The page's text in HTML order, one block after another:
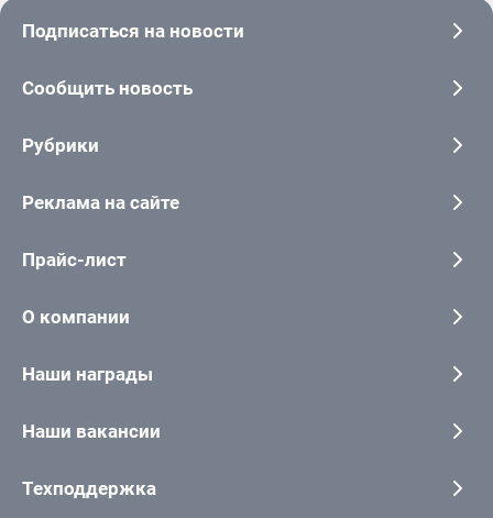
Подписаться на новости
Сообщить новость
Рубрики
Реклама на сайте
Прайс-лист
О компании
Наши награды
Наши вакансии
Техподдержка